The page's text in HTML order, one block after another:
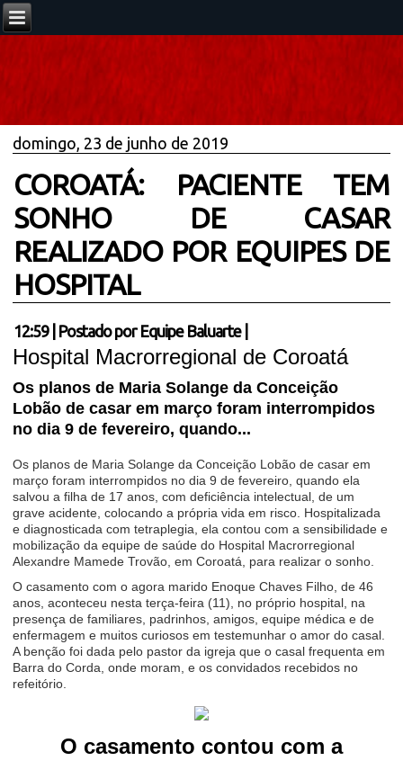
domingo, 23 de junho de 2019
COROATÁ: PACIENTE TEM
SONHO DE CASAR
REALIZADO POR EQUIPES DE
HOSPITAL
12:59| Postado por Equipe Baluarte
Hospital Macrorregional de Coroatá
Os planos de Maria Solange da Conceição
Lobão de casar em março foram interrompidos
no dia 9 de fevereiro, quando...
Os planos de Maria Solange da Conceição Lobão de casar em
março foram interrompidos no dia 9 de fevereiro, quando ela
salvou a filha de 17 anos, com deficiência intelectual, de um
grave acidente, colocando a própria vida em risco. Hospitalizada
e diagnosticada com tetraplegia, ela contou com a sensibilidade e
mobilização da equipe de saúde do Hospital Macrorregional
Alexandre Mamede Trovão, em Coroatá, para realizar o sonho.
O casamento com o agora marido Enoque Chaves Filho, de 46
anos, aconteceu nesta terça-feira (11), no próprio hospital, na
presença de familiares, padrinhos, amigos, equipe médica e de
enfermagem e muitos curiosos em testemunhar o amor do casal.
A benção foi dada pelo pastor da igreja que o casal frequenta em
Barra do Corda, onde moram, e os convidados recebidos no
refeitório.
O casamento contou com a